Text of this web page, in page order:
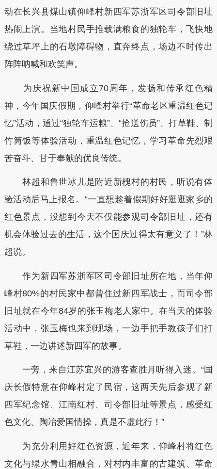
动在长兴县煤山镇仰峰村新四军苏浙军区司令部旧址
热闹上演。当地村民手推载满粮食的独轮车，飞快地
绕过草坪上的石墩障碍物，直奔终点，场边不时传出
阵阵呐喊和欢笑声。
为庆祝新中国成立70周年，发扬和传承红色精
神，今年国庆假期，仰峰村举行“革命老区重温红色记
忆”活动，通过“独轮车运粮”、“抢送伤员”、打草鞋、制
竹筒饭等体验活动，重温红色记忆，学习革命先烈艰
苦奋斗、甘于奉献的优良传统。
林超和鲁世冰儿是附近新槐村的村民，听说有体
验活动后马上报名。“一直想趁着假期好好逛逛家乡的
红色景点，没想到今天不仅能参观司令部旧址，还有
机会体验过去的生活，这个国庆过得太有意义了！”林
超说。
作为新四军苏浙军区司令部旧址所在地，当年仰
峰村80%的村民家中都曾住过新四军战士，而司令部
旧址就在今年84岁的张玉梅老人家中。在当天的体验
活动中，张玉梅也来到现场，一边手把手教孩子们打
草鞋，一边讲述新四军的故事。
一旁，来自江苏宜兴的游客查胜月听得入迷。“国
庆长假特意在仰峰村定了民宿，这两天先后参观了新
四军纪念馆、江南红村、司令部旧址等景点，感受红
色文化、陶冶爱国情操，真是不虚此行！”
为充分利用好红色资源，近年来，仰峰村将红色
文化与绿水青山相融合，对村内丰富的古建筑、革命